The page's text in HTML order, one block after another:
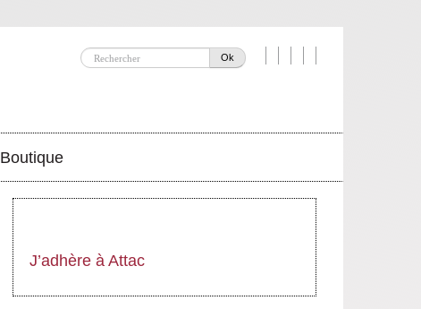
Ok
Boutique
J’adhère à Attac